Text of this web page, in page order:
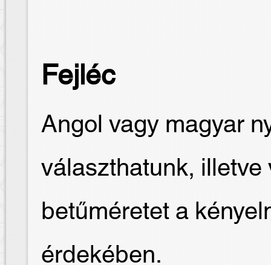
Fejléc
Angol vagy magyar
választhatunk,
betűméretet a
érdekében.